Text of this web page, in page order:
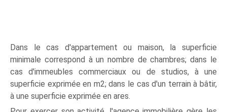
Dans le cas d'appartement ou maison, la superficie
minimale correspond à un nombre de chambres; dans le
cas d'immeubles commerciaux ou de studios, à une
superficie exprimée en m2; dans le cas d'un terrain à bâtir,
à une superficie exprimée en ares.